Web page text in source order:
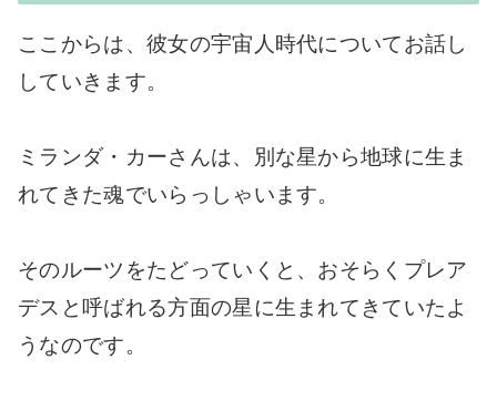
ここからは、彼女の宇宙人時代についてお話し
していきます。
ミランダ・カーさんは、別な星から地球に生ま
れてきた魂でいらっしゃいます。
そのルーツをたどっていくと、おそらくプレア
デスと呼ばれる方面の星に生まれてきていたよ
うなのです。